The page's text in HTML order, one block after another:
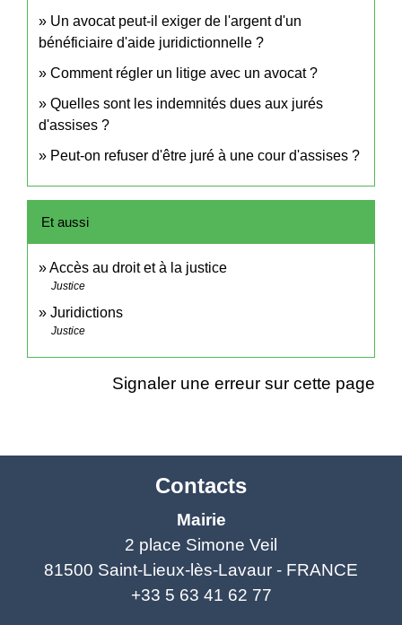
Un avocat peut-il exiger de l'argent d'un
bénéficiaire d'aide juridictionnelle ?
Comment régler un litige avec un avocat ?
Quelles sont les indemnités dues aux jurés
d'assises ?
Peut-on refuser d'être juré à une cour d'assises ?
Et aussi
Accès au droit et à la justice
Justice
Juridictions
Justice
Signaler une erreur sur cette page
Contacts
Mairie
2 place Simone Veil
81500 Saint-Lieux-lès-Lavaur - FRANCE
+33 5 63 41 62 77